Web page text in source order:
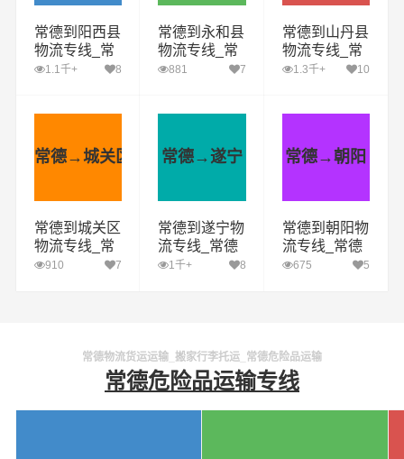
常德到阳西县
物流专线_常
德到阳西县货
1.1千+ 8
常德到永和县
物流专线_常
德到永和县货
881 7
常德到山丹县
物流专线_常
德到山丹县货
1.3千+ 10
常德→城关区
常德到城关区
物流专线_常
德到城关区货
910 7
常德→遂宁
常德到遂宁物
流专线_常德
到遂宁货运公
1千+ 8
常德→朝阳
常德到朝阳物
流专线_常德
到朝阳货运公
675 5
常德物流货运运输_搬家行李托运_常德危险品运输
常德危险品运输专线